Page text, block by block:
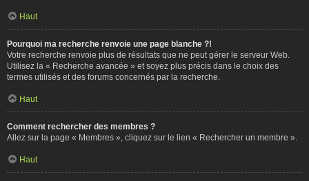
Haut
Pourquoi ma recherche renvoie une page blanche ?!
Votre recherche renvoie plus de résultats que ne peut gérer le serveur Web.
Utilisez la « Recherche avancée » et soyez plus précis dans le choix des
termes utilisés et des forums concernés par la recherche.
Haut
Comment rechercher des membres ?
Allez sur la page « Membres », cliquez sur le lien « Rechercher un membre ».
Haut